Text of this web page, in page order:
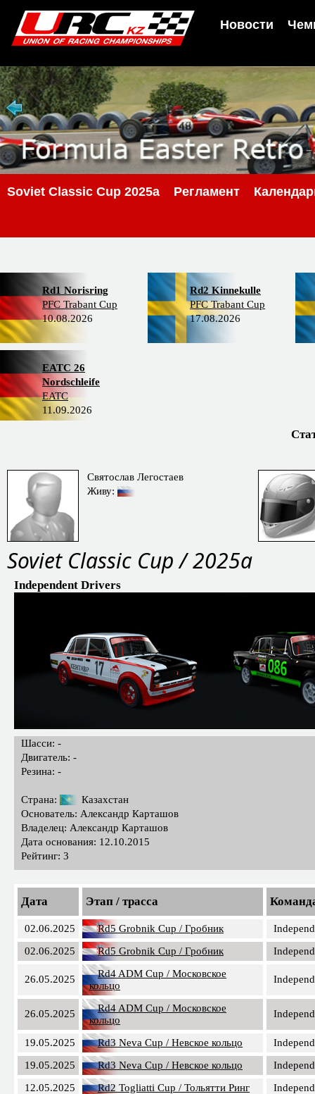
Новости
Soviet Classic Cup 2025a Регламент
Rd1 Norisring
PFC Trabant Cup
10.08.2026
Rd2 Kinnekulle
PFC Trabant Cup
17.08.2026
EATC 26
Nordschleife
EATC
11.09.2026
Святослав Легостаев
Живу:
Soviet Classic Cup / 2025a
Independent Drivers
Шасси: -
Двигатель: -
Резина: -
Страна:
Казахстан
Основатель: Александр Карташов
Владелец: Александр Карташов
Дата основания: 12.10.2015
Рейтинг: 3
Дата Этап / трасса
02.06.2025 Rd5 Grobnik Cup / Гробник
02.06.2025
Rd5 Grobnik Cup / Гробник
26.05.2025
Rd4 ADM Cup / Московское
кольцо
26.05.2025
Rd4 ADM Cup / Московское
кольцо
19.05.2025 Rd3 Neva Cup / Невское кольцо
19.05.2025
Rd3 Neva Cup / Невское кольцо
12.05.2025
Rd2 Togliatti Cup / Тольятти Ринг